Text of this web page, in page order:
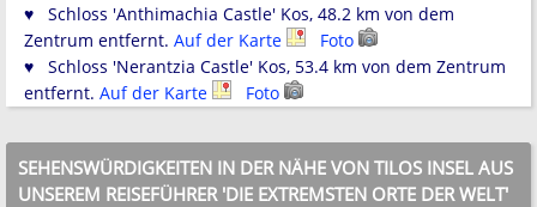
♥ Schloss 'Anthimachia Castle' Kos, 48.2 km von dem
Zentrum entfernt. Auf der Karte
Foto
♥ Schloss 'Nerantzia Castle' Kos, 53.4 km von dem Zentrum
entfernt. Auf der Karte Foto
SEHENSWÜRDIGKEITEN IN DER NÄHE VON TILOS INSEL AUS
UNSEREM REISEFÜHRER 'DIE EXTREMSTEN ORTE DER WELT'